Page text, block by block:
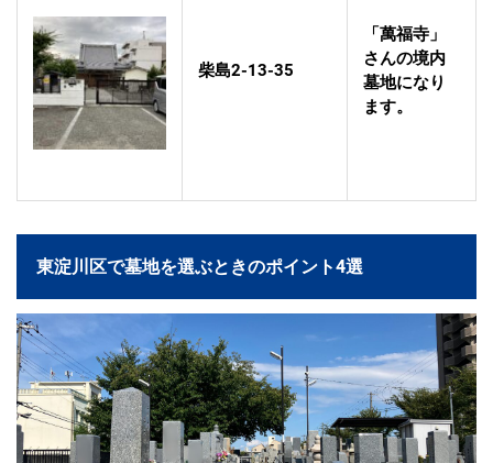
柴島2-13-35
「萬福寺」
さんの境内
墓地になり
ます。
東淀川区で墓地を選ぶときのポイント4選